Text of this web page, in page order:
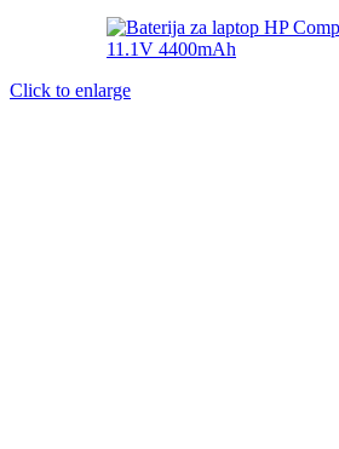
Click to enlarge